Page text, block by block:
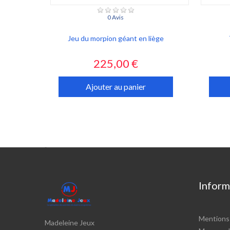
0 Avis
Jeu du morpion géant en liège
Prix
225,00 €
Ajouter au panier

Madeleine Jeux
Mentions